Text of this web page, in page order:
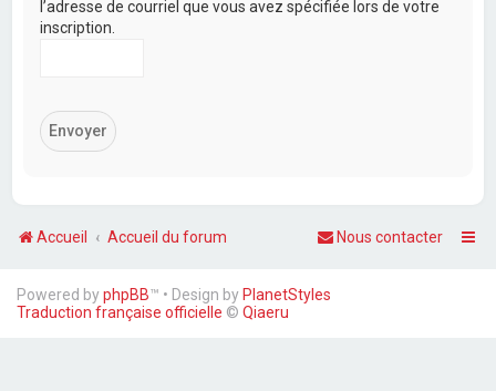
l’adresse de courriel que vous avez spécifiée lors de votre
inscription.
Accueil Accueil du forum Nous contacter
Powered byphpBB™ • Design byPlanetStyles
Traduction française officielle © Qiaeru